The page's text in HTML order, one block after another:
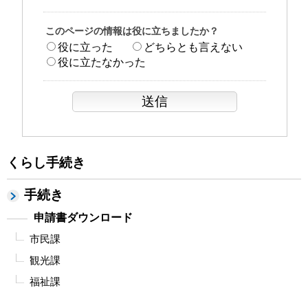
くらし手続き
手続き
申請書ダウンロード
市民課
観光課
福祉課
このページの情報は役に立ちましたか？
役に立った
どちらとも言えない
役に立たなかった